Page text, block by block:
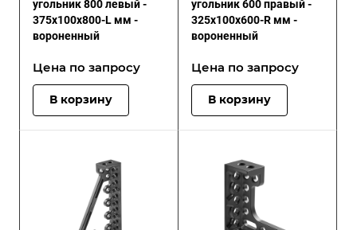
угольник 800 левый -
375x100x800-L мм -
вороненный
Цена по запросу
В корзину
угольник 600 правый -
325x100x600-R мм -
вороненный
Цена по запросу
В корзину